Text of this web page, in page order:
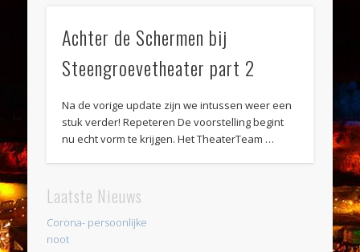
Achter de Schermen bij
Steengroevetheater part 2
Na de vorige update zijn we intussen weer een
stuk verder! Repeteren De voorstelling begint
nu echt vorm te krijgen. Het TheaterTeam …
Laatste Nieuws
Corona- persoonlijke
noot